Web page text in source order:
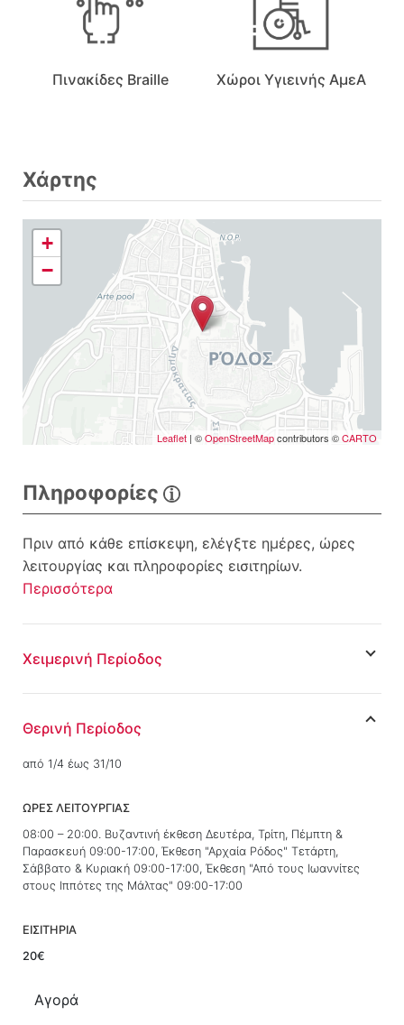
Πινακίδες Braille Χώροι Υγιεινής ΑμεΑ
Χάρτης
+
−
Leaflet | ©OpenStreetMapcontributors ©CARTO
Πληροφορίες
Πριν από κάθε επίσκεψη, ελέγξτε ημέρες, ώρες
λειτουργίας και πληροφορίες εισιτηρίων.
Περισσότερα
Χειμερινή Περίοδος
Θερινή Περίοδος
από 1/4 έως 31/10
ΩΡΕΣ ΛΕΙΤΟΥΡΓΙΑΣ
08:00 – 20:00. Βυζαντινή έκθεση Δευτέρα, Τρίτη, Πέμπτη &
Παρασκευή 09:00-17:00, Έκθεση "Αρχαία Ρόδος" Τετάρτη,
Σάββατο & Κυριακή 09:00-17:00, Έκθεση "Από τους Ιωαννίτες
στους Ιππότες της Μάλτας" 09:00-17:00
ΕΙΣΙΤΗΡΙΑ
20€
Αγορά